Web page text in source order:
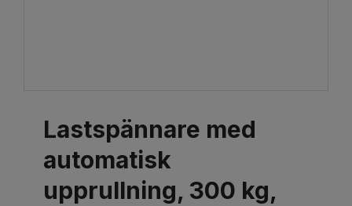
Lastspännare med
automatisk
upprullning, 300 kg,